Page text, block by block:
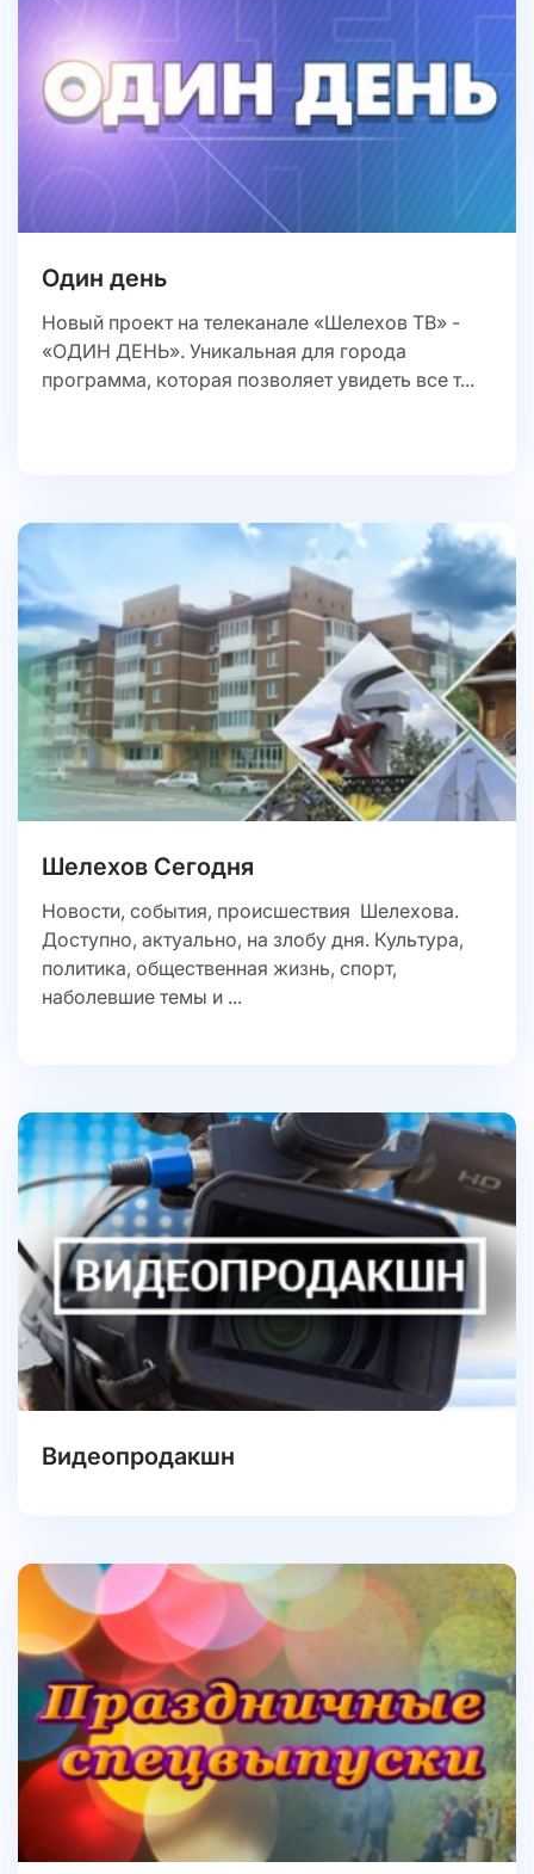
Один день
Новый проект на телеканале «Шелехов ТВ» -
«ОДИН ДЕНЬ». Уникальная для города
программа, которая позволяет увидеть все т...
Шелехов Сегодня
Новости, события, происшествия Шелехова.
Доступно, актуально, на злобу дня. Культура,
политика, общественная жизнь, спорт,
наболевшие темы и ...
Видеопродакшн